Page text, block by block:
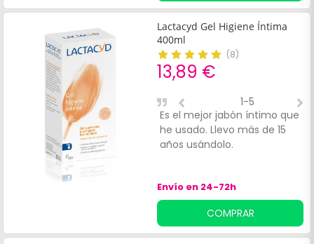
Lactacyd Gel Higiene Íntima
400ml
(8)
13,89 €
Es el mejor jabón íntimo que
he usado. Llevo más de 15
años usándolo.
1-5
Envío en 24-72h
COMPRAR